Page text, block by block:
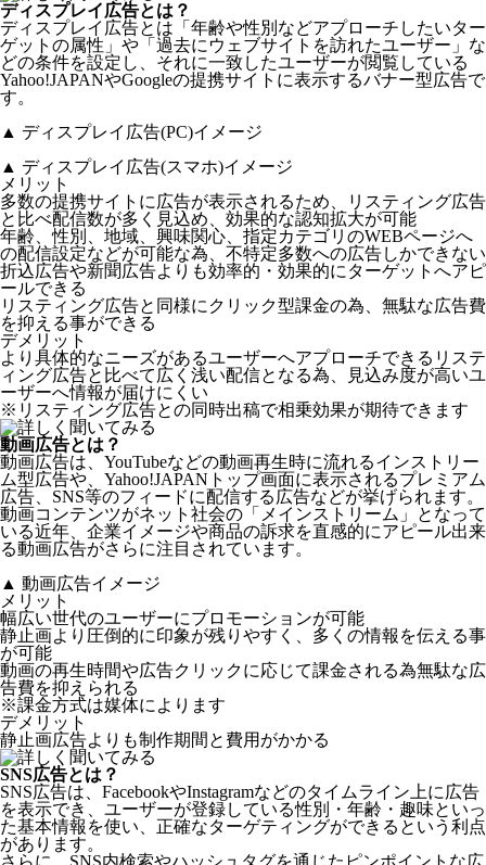
ディスプレイ広告とは？
ディスプレイ広告とは「年齢や性別などアプローチしたいター
ゲットの属性」や「過去にウェブサイトを訪れたユーザー」な
どの条件を設定し、それに一致したユーザーが閲覧している
Yahoo!JAPANやGoogleの提携サイトに表示するバナー型広告で
す。
▲ ディスプレイ広告(PC)イメージ
▲ ディスプレイ広告(スマホ)イメージ
メリット
多数の提携サイトに広告が表示されるため、リスティング広告
と比べ配信数が多く見込め、効果的な認知拡大が可能
年齢、性別、地域、興味関心、指定カテゴリのWEBページへ
の配信設定などが可能な為、不特定多数への広告しかできない
折込広告や新聞広告よりも効率的・効果的にターゲットへアピ
ールできる
リスティング広告と同様にクリック型課金の為、 無駄な広告費
を抑える事ができる
デメリット
より具体的なニーズがあるユーザーへアプローチできるリステ
ィング広告と比べて広く浅い配信となる為、見込み度が高いユ
ーザーへ情報が届けにくい
※リスティング広告との同時出稿で相乗効果が期待できます
動画広告とは？
動画広告は、YouTubeなどの動画再生時に流れるインストリー
ム型広告や、Yahoo!JAPANトップ画面に表示されるプレミアム
広告、SNS等のフィードに配信する広告などが挙げられます。
動画コンテンツがネット社会の「メインストリーム」となって
いる近年、企業イメージや商品の訴求を直感的にアピール出来
る動画広告がさらに注目されています。
▲ 動画広告イメージ
メリット
幅広い世代のユーザーにプロモーションが可能
静止画より圧倒的に印象が残りやすく、 多くの情報を伝える事
が可能
動画の再生時間や広告クリックに応じて課金される為無駄な広
告費を抑えられる
※課金方式は媒体によります
デメリット
静止画広告よりも制作期間と費用がかかる
SNS広告とは？
SNS広告は、FacebookやInstagramなどのタイムライン上に広告
を表示でき、ユーザーが登録している性別・年齢・趣味といっ
た基本情報を使い、正確なターゲティングができるという利点
があります。
さらに、SNS内検索やハッシュタグを通じたピンポイントな広